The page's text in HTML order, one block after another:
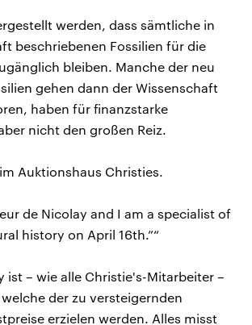
werden, dass sämtliche in
beschriebenen Fossilien für die
bleiben. Manche der neu
gehen dann der Wissenschaft
haben für finanzstarke
nicht den großen Reiz.
Auktionshaus Christies.
de Nicolay and I am a specialist of
history on April 16th.”“
ist – wie alle Christie's-Mitarbeiter –
der zu versteigernden
erzielen werden. Alles misst